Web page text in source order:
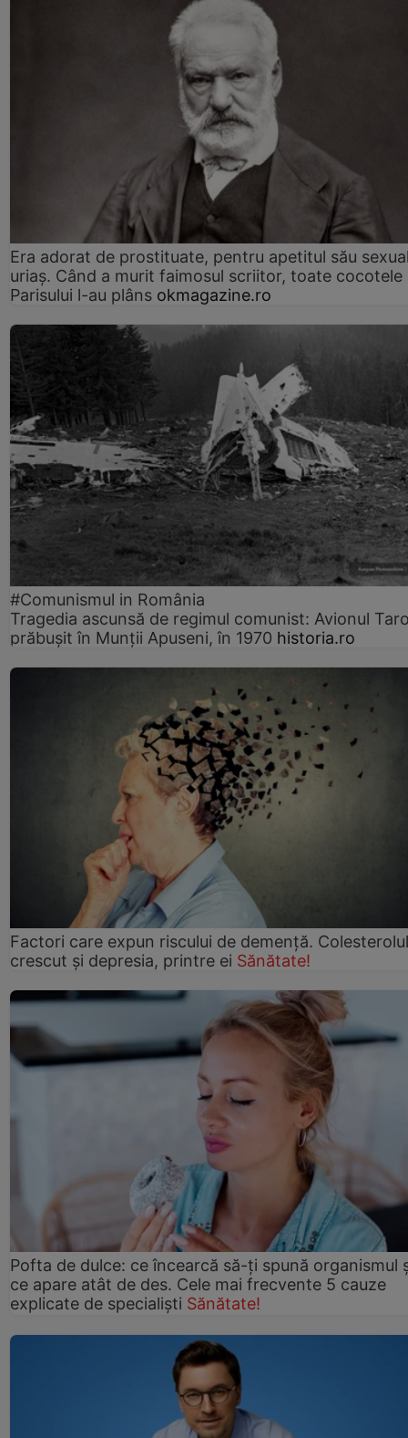
Era adorat de prostituate, pentru apetitul său
uriaș. Când a murit faimosul scriitor, toate cocotele
Parisului l-au plâns okmagazine.ro
#Comunismul in România
Tragedia ascunsă de regimul comunist: Avionul
prăbușit în Munții Apuseni, în 1970 historia.ro
Factori care expun riscului de demență. Colesterolul
crescut şi depresia, printre ei Sănătate!
Pofta de dulce: ce încearcă să-ți spună organismul
ce apare atât de des. Cele mai frecvente 5 cauze
explicate de specialiști Sănătate!